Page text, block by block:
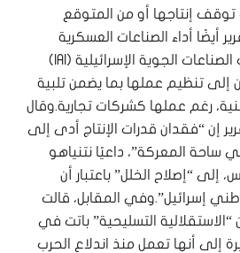
إنتاجها أو من المتوقع
أيضًا أداء الصناعات العسكرية
الإسرائيلية، بما في ذلك الصناعات الجوية الإسرائيلية (IAI)
إلى تنظيم عملها بما يضمن تلبية
رغم عملها كشركات تجارية.وقال
إن “فقدان قدرات الإنتاج أدى إلى
ساحة المعركة”، داعيًا نتنياهو
إلى “إصلاح الخلل” باعتبار أن
إسرائيل”.وفي المقابل، قالت
“الاستقلالية التسليحية” باتت في
إلى أنها تعمل منذ اندلاع الحرب